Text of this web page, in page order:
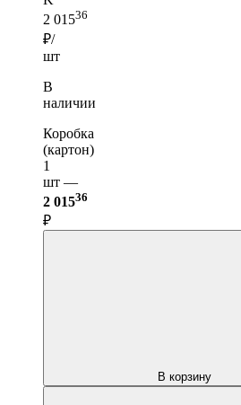
2 01536
₽/
шт
В
наличии
Коробка
(картон)
1
шт —
2 01536
₽
В корзину